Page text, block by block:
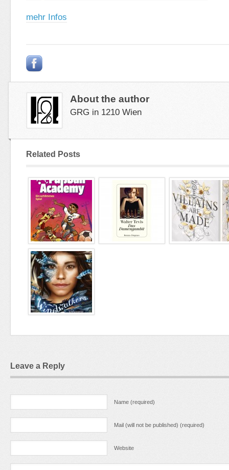
mehr Infos
About the author
GRG in 1210 Wien
Related Posts
Leave a Reply
Name (required)
Mail (will not be published) (required)
Website